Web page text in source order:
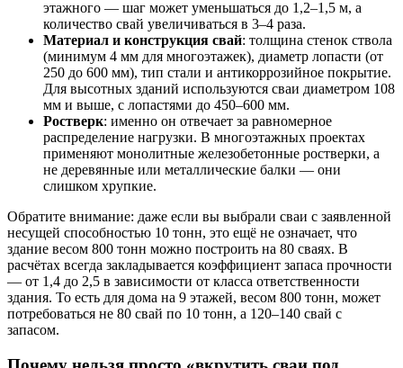
этажного — шаг может уменьшаться до 1,2–1,5 м, а
количество свай увеличиваться в 3–4 раза.
Материал и конструкция свай: толщина стенок ствола
(минимум 4 мм для многоэтажек), диаметр лопасти (от
250 до 600 мм), тип стали и антикоррозийное покрытие.
Для высотных зданий используются сваи диаметром 108
мм и выше, с лопастями до 450–600 мм.
Ростверк: именно он отвечает за равномерное
распределение нагрузки. В многоэтажных проектах
применяют монолитные железобетонные ростверки, а
не деревянные или металлические балки — они
слишком хрупкие.
Обратите внимание: даже если вы выбрали сваи с заявленной
несущей способностью 10 тонн, это ещё не означает, что
здание весом 800 тонн можно построить на 80 сваях. В
расчётах всегда закладывается коэффициент запаса прочности
— от 1,4 до 2,5 в зависимости от класса ответственности
здания. То есть для дома на 9 этажей, весом 800 тонн, может
потребоваться не 80 свай по 10 тонн, а 120–140 свай с
запасом.